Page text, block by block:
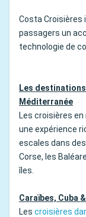
Costa Croisières
passagers un
technologie de
Les
Méditerranée
Les croisières
une expérience
escales dans
Corse, les
îles.
Caraïbes, Cuba
Les croisières